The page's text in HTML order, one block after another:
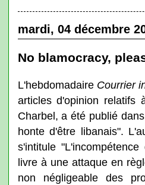
mardi, 04 décembre
No blamocracy,
L'hebdomadaire Courrier
articles d'opinion relatifs
Charbel, a été publié
honte d'être libanais".
s'intitule
livre à une attaque en
non négligeable des